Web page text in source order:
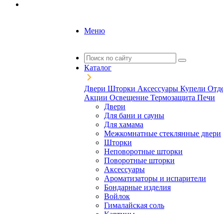
Меню
Каталог
Двери Шторки Аксессуары Купели
Акции Освещение Термозащита Печи
Двери
Для бани и сауны
Для хамама
Межкомнатные стеклянные двери
Шторки
Неповоротные шторки
Поворотные шторки
Аксессуары
Ароматизаторы и испарители
Бондарные изделия
Войлок
Гималайская соль